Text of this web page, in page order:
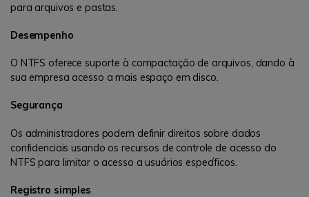
para arquivos e pastas.
Desempenho
O NTFS oferece suporte à compactação de arquivos, dando à
sua empresa acesso a mais espaço em disco.
Segurança
Os administradores podem definir direitos sobre dados
confidenciais usando os recursos de controle de acesso do
NTFS para limitar o acesso a usuários específicos.
Registro simples